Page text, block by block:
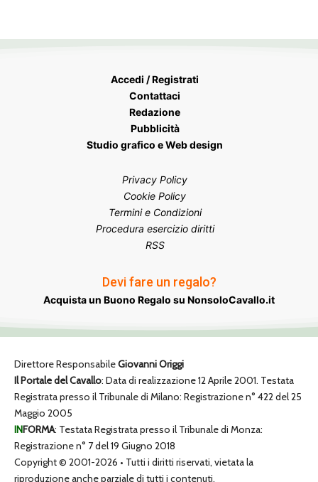
Accedi / Registrati
Contattaci
Redazione
Pubblicità
Studio grafico e Web design
Privacy Policy
Cookie Policy
Termini e Condizioni
Procedura esercizio diritti
RSS
Devi fare un regalo?
Acquista un Buono Regalo su NonsoloCavallo.it
Direttore ResponsabileGiovanni Origgi
Il Portale del Cavallo: Data di realizzazione 12 Aprile 2001. Testata
Registrata presso il Tribunale di Milano: Registrazione n° 422 del 25
Maggio 2005
INFORMA: Testata Registrata presso il Tribunale di Monza:
Registrazione n° 7 del 19 Giugno 2018
Copyright © 2001-2026 • Tutti i diritti riservati, vietata la
riproduzione anche parziale di tutti i contenuti.